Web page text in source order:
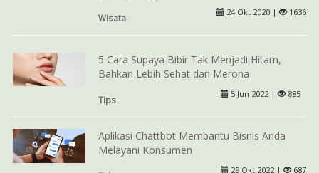
Wisata
24 Okt 2020 | 1636
5 Cara Supaya Bibir Tak Menjadi Hitam,
Bahkan Lebih Sehat dan Merona
Tips
5 Jun 2022 | 885
Aplikasi Chattbot Membantu Bisnis Anda
Melayani Konsumen
29 Okt 2022 | 687